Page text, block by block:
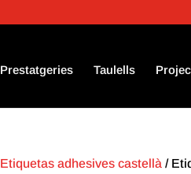
Prestatgeries Taulells
Etiquetas adhesives castellà /